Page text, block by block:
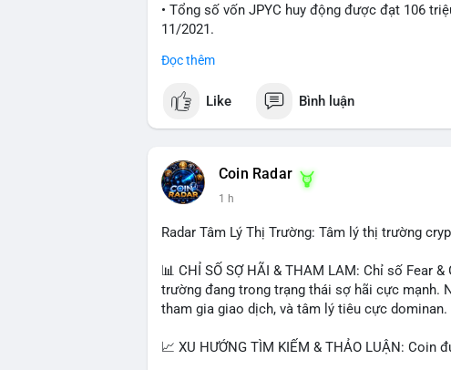
#25dot8btc #dichuyen1_66trieuusd
• Tổng số vốn JPYC huy động được đạt 106
11/2021.
#jpyc #cryptonews
$btc $eth
📰 Nguồn: CoinDesk
Đọc thêm
Like Bình luận
Coin Radar
1 h
Radar Tâm Lý Thị Trường: Tâm lý thị trường
📊 CHỈ SỐ SỢ HÃI & THAM LAM: Chỉ số Fear
trường đang trong trạng thái sợ hãi cực mạnh.
tham gia giao dịch, và tâm lý tiêu cực dominan.
📈 XU HƯỚNG TÌM KIẾM & THẢO LUẬN: